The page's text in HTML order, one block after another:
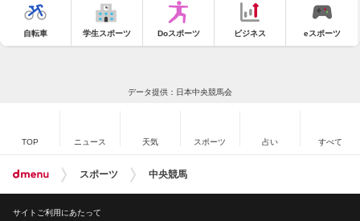
自転車 学生スポーツ Doスポーツ ビジネス eスポーツ
データ提供：日本中央競馬会
TOP ニュース 天気 スポーツ 占い すべて
スポーツ 中央競馬
サイトご利用にあたって